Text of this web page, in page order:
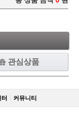
관심상품
커뮤니티